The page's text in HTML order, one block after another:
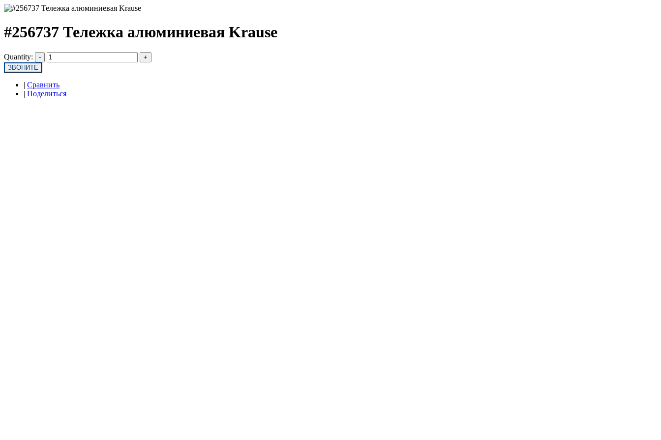
#256737 Тележка алюминиевая Krause
Quantity:
ЗВОНИТЕ
| Сравнить
| Поделиться